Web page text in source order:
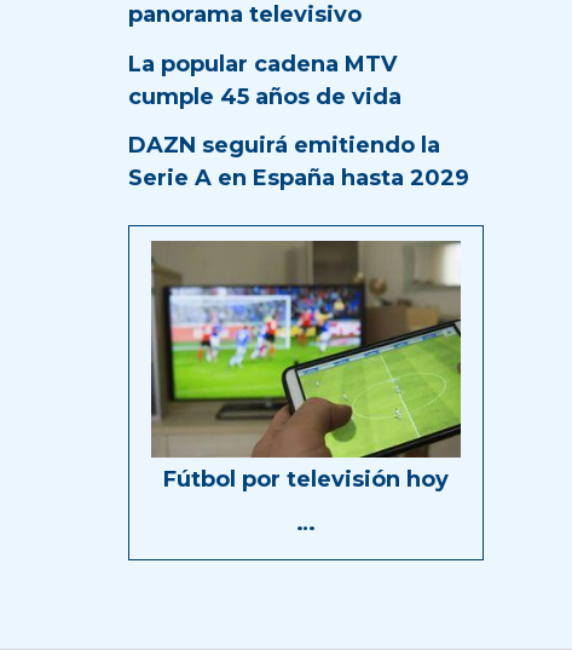
panorama televisivo
La popular cadena MTV
cumple 45 años de vida
DAZN seguirá emitiendo la
Serie A en España hasta 2029
Fútbol por televisión hoy
…